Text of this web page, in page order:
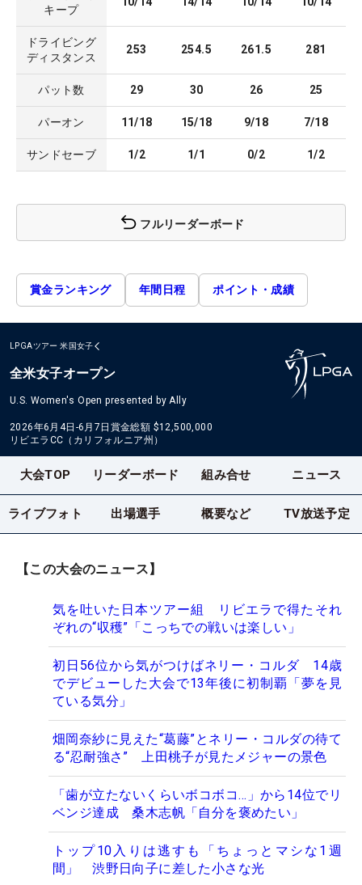
キープ
ドライビング
ディスタンス
253 254.5 261.5 281
パット数 29 30 26 25
パーオン 11/18 15/18 9/18 7/18
サンドセーブ 1/2 1/1 0/2 1/2
フルリーダーボード
賞金ランキング 年間日程 ポイント・成績
LPGAツアー 米国女子
全米女子オープン
U.S. Women's Open presented by Ally
2026年6月4日-6月7日 賞金総額 $12,500,000
リビエラCC（カリフォルニア州）
大会TOP リーダーボード 組み合せ ニュース
ライブフォト 出場選手 概要など TV放送予定
【この大会のニュース】
気を吐いた日本ツアー組 リビエラで得たそれ
ぞれの“収穫”「こっちでの戦いは楽しい」
初日56位から気がつけばネリー・コルダ 14歳
でデビューした大会で13年後に初制覇「夢を見
ている気分」
畑岡奈紗に見えた“葛藤”とネリー・コルダの待て
る“忍耐強さ” 上田桃子が見たメジャーの景色
「歯が立たないくらいボコボコ…」から14位でリ
ベンジ達成 桑木志帆「自分を褒めたい」
トップ10入りは逃すも「ちょっとマシな1週
間」 渋野日向子に差した小さな光